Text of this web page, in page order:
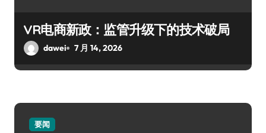
VR电商新政：监管升级下的技术破局
dawei 7 月 14, 2026
要闻